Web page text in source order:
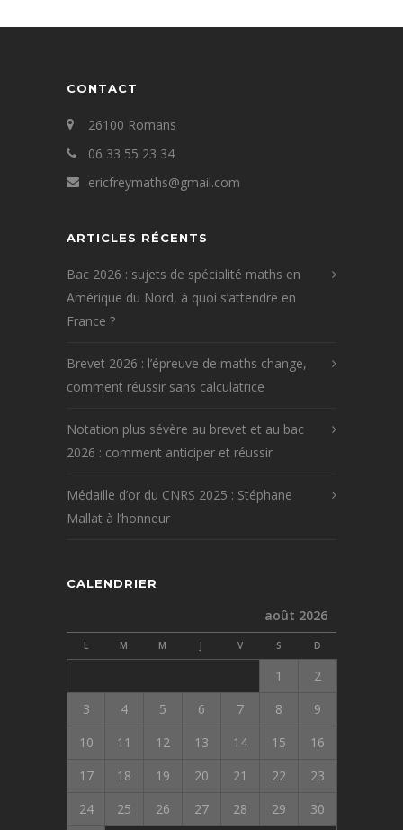
CONTACT
26100 Romans
06 33 55 23 34
ericfreymaths@gmail.com
ARTICLES RÉCENTS
Bac 2026 : sujets de spécialité maths en
Amérique du Nord, à quoi s’attendre en
France ?
Brevet 2026 : l’épreuve de maths change,
comment réussir sans calculatrice
Notation plus sévère au brevet et au bac
2026 : comment anticiper et réussir
Médaille d’or du CNRS 2025 : Stéphane
Mallat à l’honneur
CALENDRIER
août 2026
L M M J V S D
1
2
3
4 5 6 7 8
9
10
11 12 13 14 15
16
17
18 19 20 21 22
23
24
25 26 27 28 29 30